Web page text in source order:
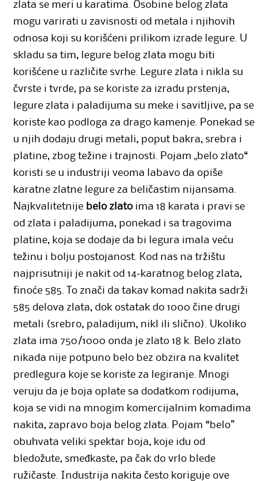
zlata se meri u karatima. Osobine belog zlata
mogu varirati u zavisnosti od metala i njihovih
odnosa koji su korišćeni prilikom izrade legure. U
skladu sa tim, legure belog zlata mogu biti
korišćene u različite svrhe. Legure zlata i nikla su
čvrste i tvrde, pa se koriste za izradu prstenja,
legure zlata i paladijuma su meke i savitljive, pa se
koriste kao podloga za drago kamenje. Ponekad se
u njih dodaju drugi metali, poput bakra, srebra i
platine, zbog težine i trajnosti. Pojam „belo zlato“
koristi se u industriji veoma labavo da opiše
karatne zlatne legure za beličastim nijansama.
Najkvalitetnije belo zlato ima 18 karata i pravi se
od zlata i paladijuma, ponekad i sa tragovima
platine, koja se dodaje da bi legura imala veću
težinu i bolju postojanost. Kod nas na tržištu
najprisutniji je nakit od 14-karatnog belog zlata,
finoće 585. To znači da takav komad nakita sadrži
585 delova zlata, dok ostatak do 1000 čine drugi
metali (srebro, paladijum, nikl ili slično). Ukoliko
zlata ima 750/1000 onda je zlato 18 k. Belo zlato
nikada nije potpuno belo bez obzira na kvalitet
predlegura koje se koriste za legiranje. Mnogi
veruju da je boja oplate sa dodatkom rodijuma,
koja se vidi na mnogim komercijalnim komadima
nakita, zapravo boja belog zlata. Pojam “belo”
obuhvata veliki spektar boja, koje idu od
bledožute, smeđkaste, pa čak do vrlo blede
ružičaste. Industrija nakita često koriguje ove